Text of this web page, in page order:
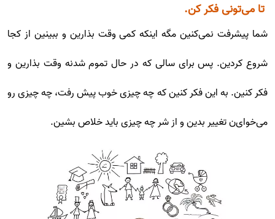
تا می‌تونی فکر کن.
شما پیشرفت نمی‌کنین مگه اینکه کمی وقت بذارین و ببینین از کجا
شروع کردین. پس برای سالی که در حال تموم شدنه وقت بذارین و
فکر کنین. به این فکر کنین که چه چیزی خوب پیش رفت، چه چیزی رو
می‌خوای‌ن تغییر بدین و از شر چه چیزی باید خلاص بشین.